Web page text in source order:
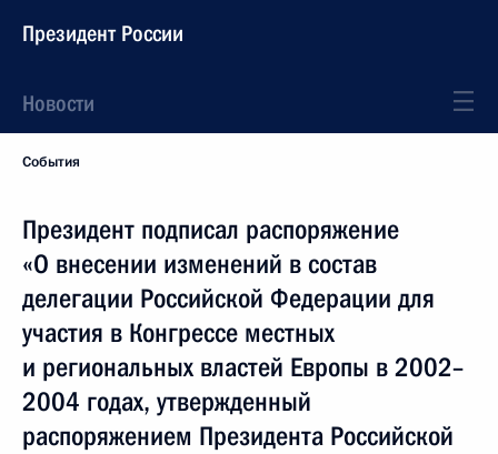
Президент России
Новости
События
Президент подписал распоряжение
«О внесении изменений в состав
делегации Российской Федерации для
участия в Конгрессе местных
и региональных властей Европы в 2002–
2004 годах, утвержденный
распоряжением Президента Российской